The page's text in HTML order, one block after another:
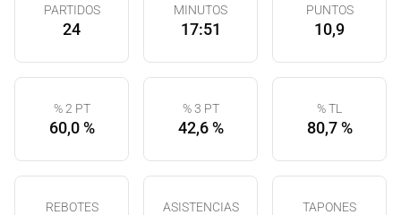
PARTIDOS
24
MINUTOS
17:51
PUNTOS
10,9
% 2 PT
60,0 %
% 3 PT
42,6 %
% TL
80,7 %
REBOTES ASISTENCIAS TAPONES